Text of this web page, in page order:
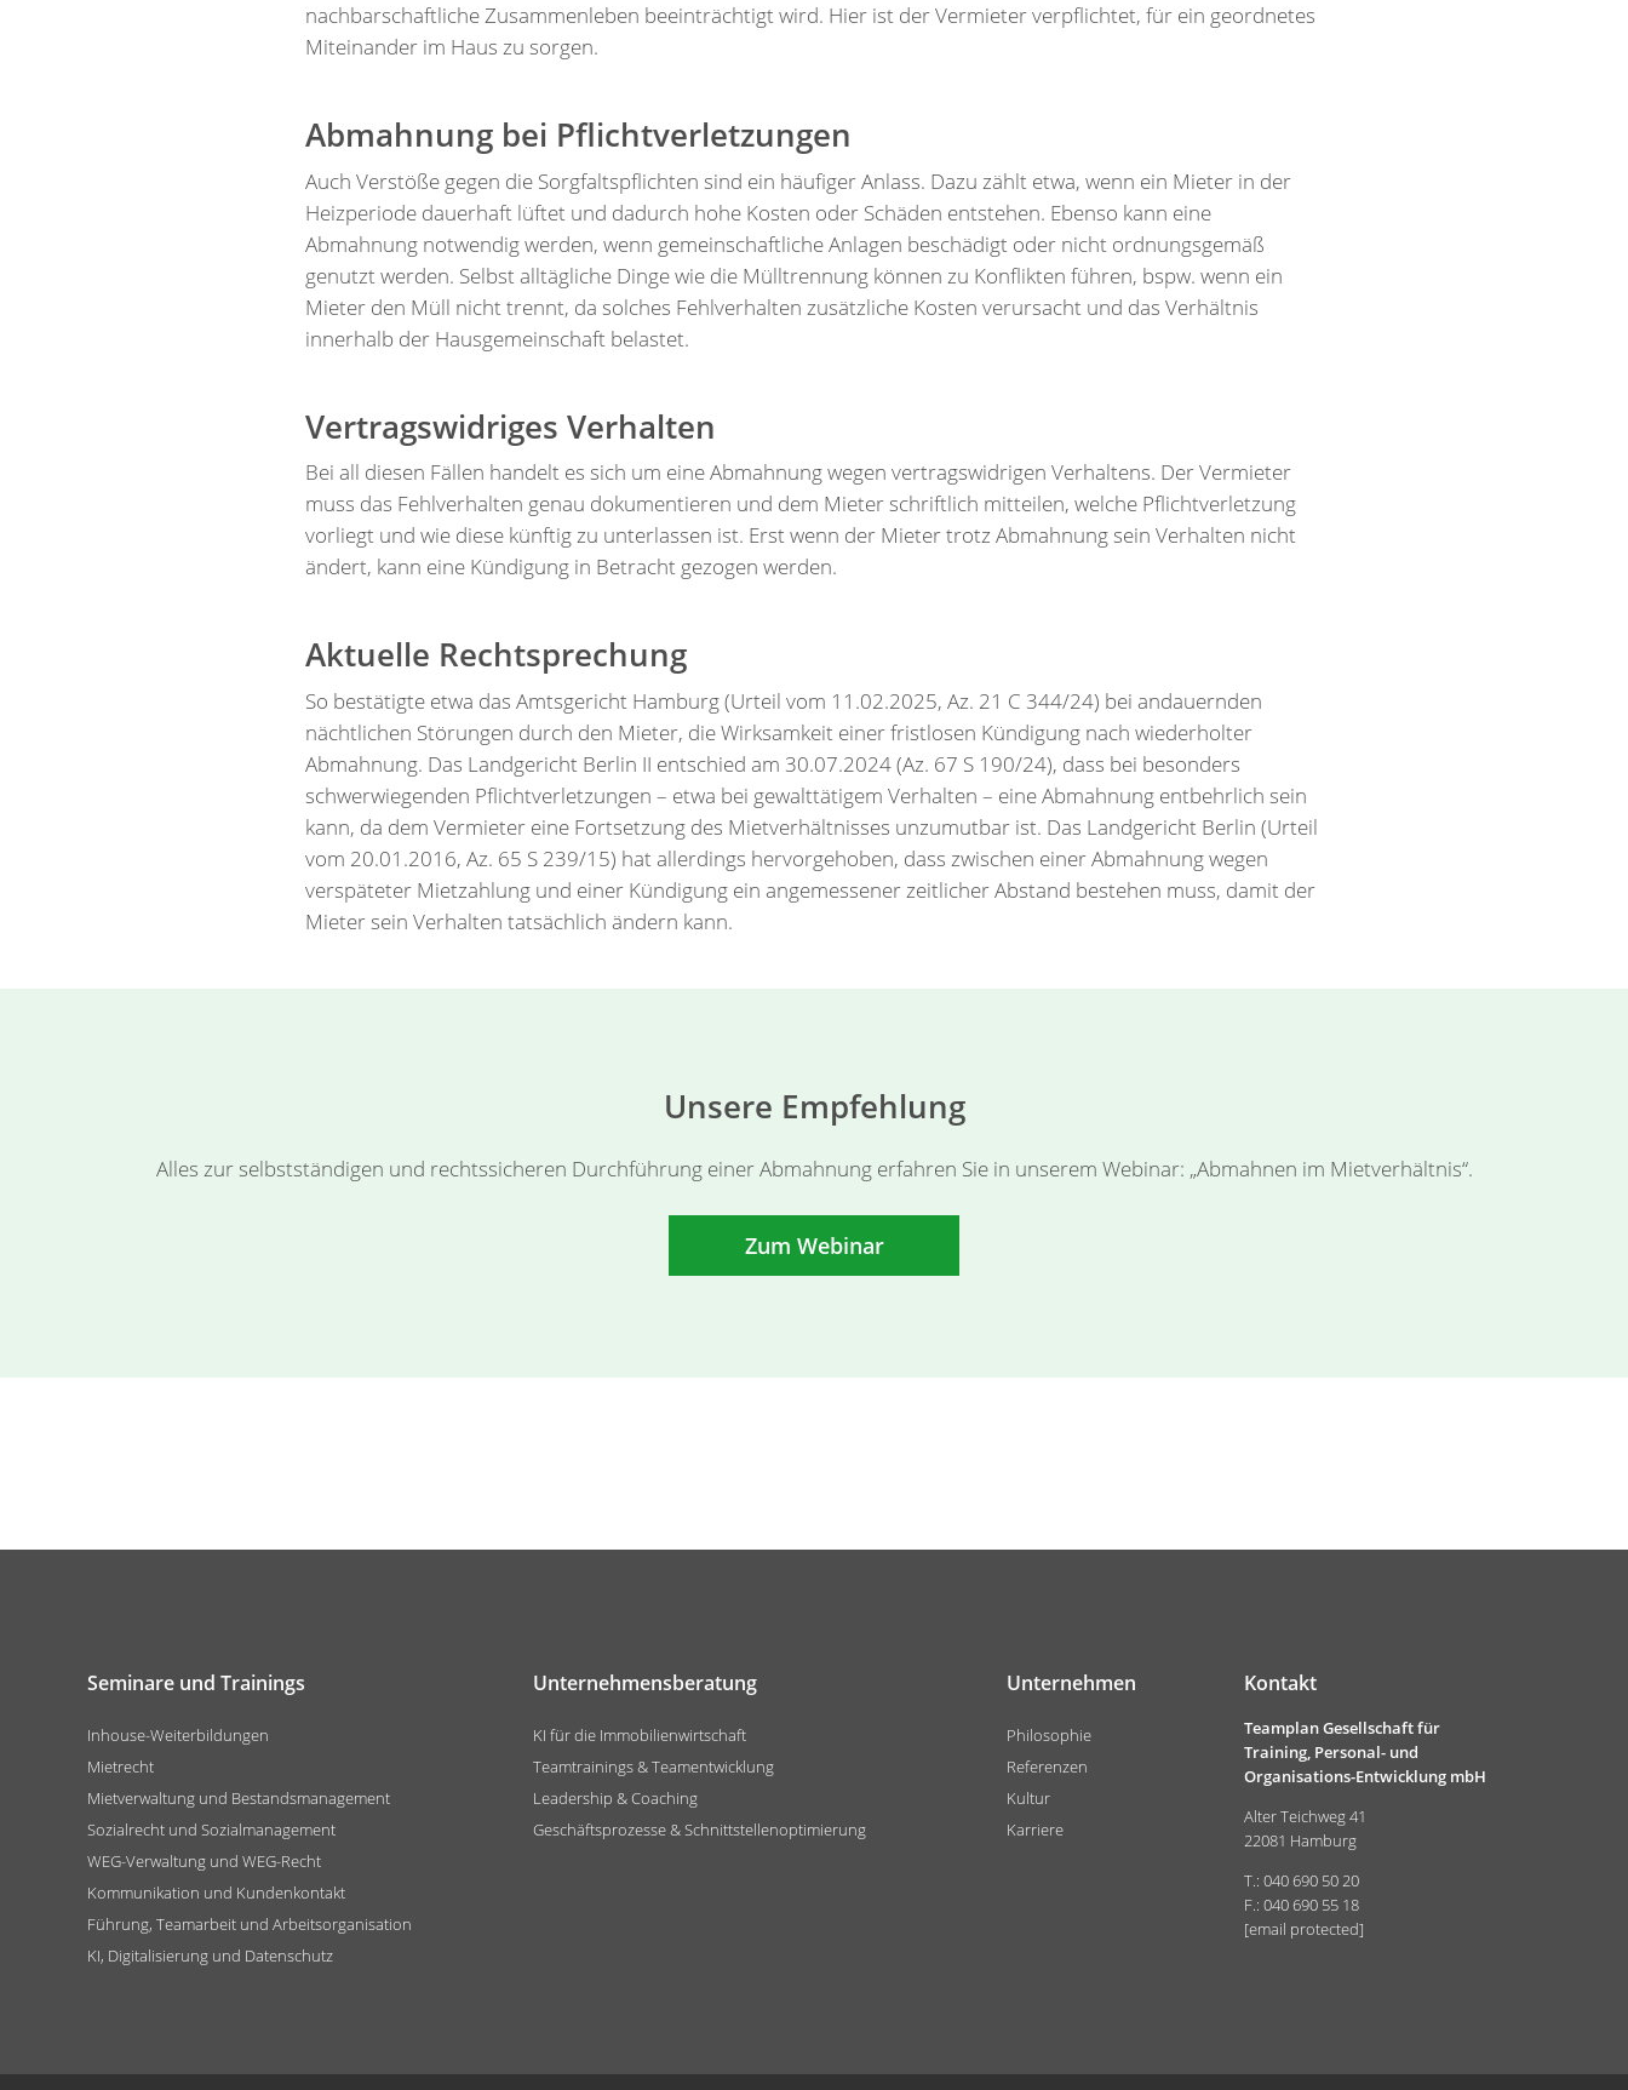
nachbarschaftliche Zusammenleben beeinträchtigt wird. Hier ist der Vermieter verpflichtet, für ein geordnetes
Miteinander im Haus zu sorgen.
Abmahnung bei Pflichtverletzungen
Auch Verstöße gegen die Sorgfaltspflichten sind ein häufiger Anlass. Dazu zählt etwa, wenn ein Mieter in der
Heizperiode dauerhaft lüftet und dadurch hohe Kosten oder Schäden entstehen. Ebenso kann eine
Abmahnung notwendig werden, wenn gemeinschaftliche Anlagen beschädigt oder nicht ordnungsgemäß
genutzt werden. Selbst alltägliche Dinge wie die Mülltrennung können zu Konflikten führen, bspw. wenn ein
Mieter den Müll nicht trennt, da solches Fehlverhalten zusätzliche Kosten verursacht und das Verhältnis
innerhalb der Hausgemeinschaft belastet.
Vertragswidriges Verhalten
Bei all diesen Fällen handelt es sich um eine Abmahnung wegen vertragswidrigen Verhaltens. Der Vermieter
muss das Fehlverhalten genau dokumentieren und dem Mieter schriftlich mitteilen, welche Pflichtverletzung
vorliegt und wie diese künftig zu unterlassen ist. Erst wenn der Mieter trotz Abmahnung sein Verhalten nicht
ändert, kann eine Kündigung in Betracht gezogen werden.
Aktuelle Rechtsprechung
So bestätigte etwa das Amtsgericht Hamburg (Urteil vom 11.02.2025, Az. 21 C 344/24) bei andauernden
nächtlichen Störungen durch den Mieter, die Wirksamkeit einer fristlosen Kündigung nach wiederholter
Abmahnung. Das Landgericht Berlin II entschied am 30.07.2024 (Az. 67 S 190/24), dass bei besonders
schwerwiegenden Pflichtverletzungen – etwa bei gewalttätigem Verhalten – eine Abmahnung entbehrlich sein
kann, da dem Vermieter eine Fortsetzung des Mietverhältnisses unzumutbar ist. Das Landgericht Berlin (Urteil
vom 20.01.2016, Az. 65 S 239/15) hat allerdings hervorgehoben, dass zwischen einer Abmahnung wegen
verspäteter Mietzahlung und einer Kündigung ein angemessener zeitlicher Abstand bestehen muss, damit der
Mieter sein Verhalten tatsächlich ändern kann.
Unsere Empfehlung
Alles zur selbstständigen und rechtssicheren Durchführung einer Abmahnung erfahren Sie in unserem Webinar: „Abmahnen im Mietverhältnis“.
Zum Webinar
Seminare und Trainings
Inhouse-Weiterbildungen
Mietrecht
Mietverwaltung und Bestandsmanagement
Sozialrecht und Sozialmanagement
WEG-Verwaltung und WEG-Recht
Kommunikation und Kundenkontakt
Führung, Teamarbeit und Arbeitsorganisation
KI, Digitalisierung und Datenschutz
Unternehmensberatung
KI für die Immobilienwirtschaft
Teamtrainings & Teamentwicklung
Leadership & Coaching
Geschäftsprozesse & Schnittstellenoptimierung
Unternehmen
Philosophie
Referenzen
Kultur
Karriere
Kontakt
Teamplan Gesellschaft für
Training, Personal- und
Organisations-Entwicklung mbH
Alter Teichweg 41
22081 Hamburg
T.: 040 690 50 20
F.: 040 690 55 18
[email protected]